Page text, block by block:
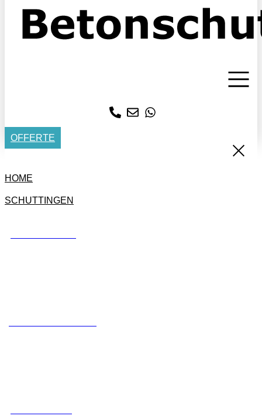
OFFERTE
HOME
SCHUTTINGEN